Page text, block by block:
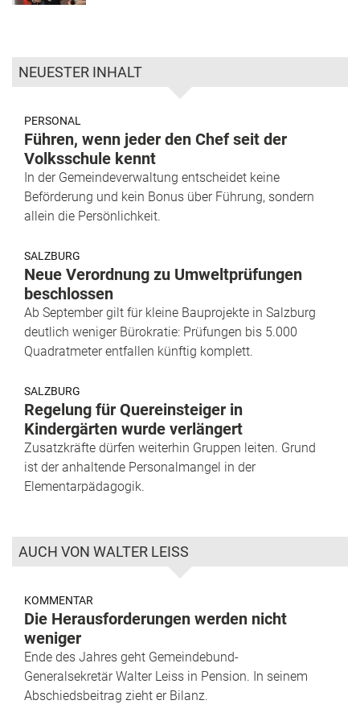
NEUESTER INHALT
PERSONAL
Führen, wenn jeder den Chef seit der
Volksschule kennt
In der Gemeindeverwaltung entscheidet keine
Beförderung und kein Bonus über Führung, sondern
allein die Persönlichkeit.
SALZBURG
Neue Verordnung zu Umweltprüfungen
beschlossen
Ab September gilt für kleine Bauprojekte in Salzburg
deutlich weniger Bürokratie: Prüfungen bis 5.000
Quadratmeter entfallen künftig komplett.
SALZBURG
Regelung für Quereinsteiger in
Kindergärten wurde verlängert
Zusatzkräfte dürfen weiterhin Gruppen leiten. Grund
ist der anhaltende Personalmangel in der
Elementarpädagogik.
AUCH VON WALTER LEISS
KOMMENTAR
Die Herausforderungen werden nicht
weniger
Ende des Jahres geht Gemeindebund-
Generalsekretär Walter Leiss in Pension. In seinem
Abschiedsbeitrag zieht er Bilanz.